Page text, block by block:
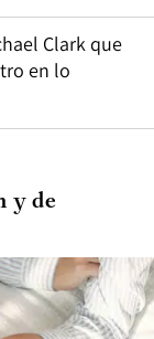
Clark que
en lo
y de